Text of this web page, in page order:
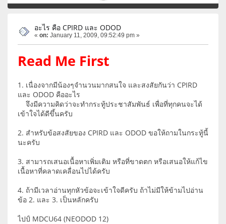
อะไร คือ CPIRD และ ODOD
« on: January 11, 2009, 09:52:49 pm »
Read Me First
1. เนื่องจากมีน้องๆจำนวนมากสนใจ และสงสัยกันว่า CPIRD
และ ODOD คืออะไร
จึงมีความคิดว่าจะทำกระทู้ประชาสัมพันธ์ เพื่อที่ทุกคนจะได้
เข้าใจได้ดีขึ้นครับ
2. สำหรับข้อสงสัยของ CPIRD และ ODOD ขอให้ถามในกระทู้นี้
นะครับ
3. สามารถเสนอเนื้อหาเพิ่มเติม หรือที่ขาดตก หรือเสนอให้แก้ไข
เนื้อหาที่คลาดเคลื่อนไปได้ครับ
4. ถ้ามีเวลาอ่านทุกหัวข้อจะเข้าใจดีครับ ถ้าไม่มีให้ข้ามไปอ่าน
ข้อ 2. และ 3. เป็นหลักครับ
ไปป์ MDCU64 (NEODOD 12)